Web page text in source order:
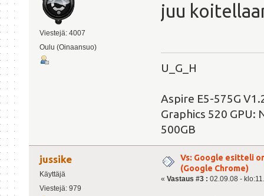
Viestejä: 4007
Oulu (Oinaansuo)
juu
U_G_H
Aspire E5-575G
Graphics 520 GPU:
500GB
jussike
Käyttäjä
Viestejä: 979
Vs: Google esitteli
(Google Chrome)
« Vastaus #3 : 02.09.08 -